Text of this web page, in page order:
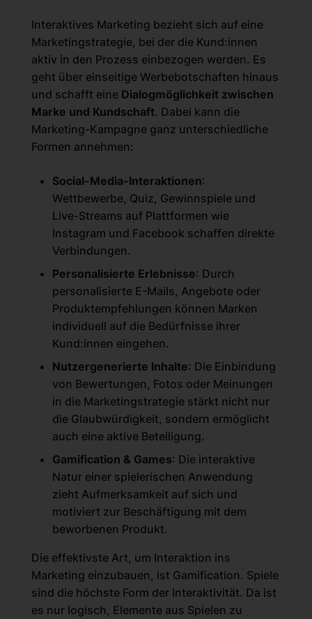
Interaktives Marketing bezieht sich auf eine
Marketingstrategie, bei der die Kund:innen
aktiv in den Prozess einbezogen werden. Es
geht über einseitige Werbebotschaften hinaus
und schafft eine Dialogmöglichkeit zwischen
Marke und Kundschaft. Dabei kann die
Marketing-Kampagne ganz unterschiedliche
Formen annehmen:
Social-Media-Interaktionen:
Wettbewerbe, Quiz, Gewinnspiele und
Live-Streams auf Plattformen wie
Instagram und Facebook schaffen direkte
Verbindungen.
Personalisierte Erlebnisse: Durch
personalisierte E-Mails, Angebote oder
Produktempfehlungen können Marken
individuell auf die Bedürfnisse ihrer
Kund:innen eingehen.
Nutzergenerierte Inhalte: Die Einbindung
von Bewertungen, Fotos oder Meinungen
in die Marketingstrategie stärkt nicht nur
die Glaubwürdigkeit, sondern ermöglicht
auch eine aktive Beteiligung.
Gamification & Games: Die interaktive
Natur einer spielerischen Anwendung
zieht Aufmerksamkeit auf sich und
motiviert zur Beschäftigung mit dem
beworbenen Produkt.
Die effektivste Art, um Interaktion ins
Marketing einzubauen, ist Gamification. Spiele
sind die höchste Form der Interaktivität. Da ist
es nur logisch, Elemente aus Spielen zu